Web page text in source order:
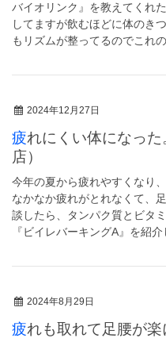
バイオリンク』を教えてくれ
してますが飲むほどに体のき
もリズムが整ってるのでこれ
2024年12月27日
疲れにくい体になった。 （中央薬品ウィルビー
店）
今年の夏から疲れやすくなり
なかなか疲れがとれなくて、
談したら、タンパク質とビタ
『ビイレバーキングA』を紹
2024年8月29日
疲れも取れて足腰が楽になりました。 （中央薬